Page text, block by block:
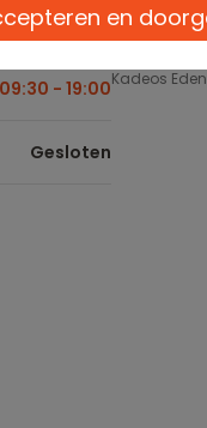
09:30 - 19:00
09:30 - 19:00
Gesloten
Cartes
Kadeos
en